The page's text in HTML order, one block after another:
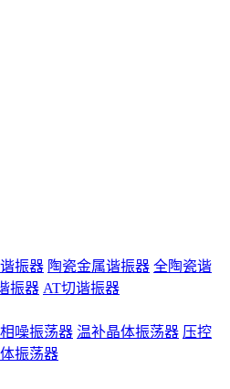
振器 陶瓷金属谐振器 全陶瓷谐
振器 AT切谐振器
噪振荡器 温补晶体振荡器 压控
振荡器